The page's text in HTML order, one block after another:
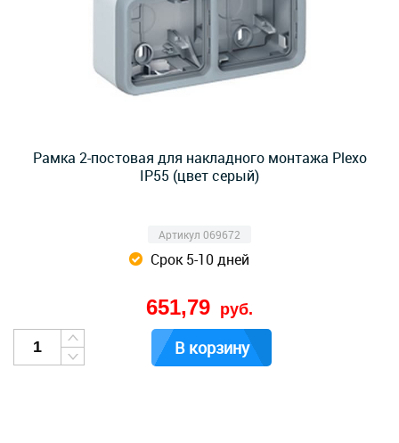
Рамка 2-постовая для накладного монтажа Plexo
IP55 (цвет серый)
Артикул 069672
Срок 5-10 дней
651,79 руб.
В корзину